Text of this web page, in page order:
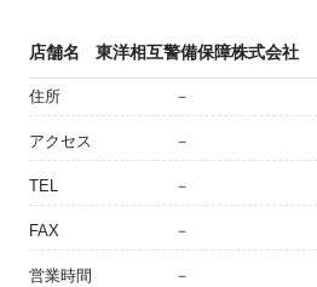
店舗名 東洋相互警備保障株式会社
住所 －
アクセス －
TEL －
FAX －
営業時間 －